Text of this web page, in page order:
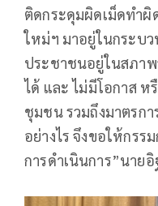
ติดกระดุมผิดเม็ดทำผิ
ใหม่ฯ มาอยู่ในกระบ
ประชาชนอยู่ในสภาพ
ได้ และ ไม่มีโอกาส
ชุมชน รวมถึงมาตรกา
อย่างไร จึงขอให้กรร
การดำเนินการ”นาย